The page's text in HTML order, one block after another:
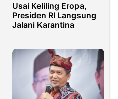
Usai Keliling Eropa,
Presiden RI Langsung
Jalani Karantina